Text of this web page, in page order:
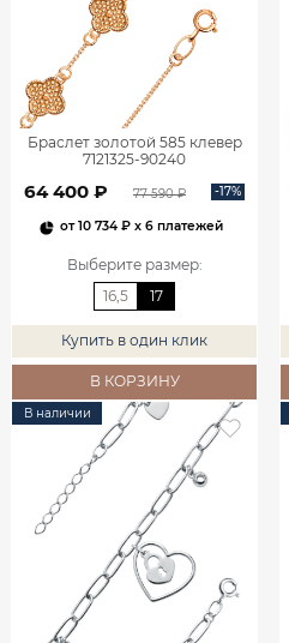
Браслет золотой 585 клевер
7121325-90240
64 400 ₽ 77 590 ₽ -17%
от10 734 ₽ x 6 платежей
Выберите размер:
16,5
17
Купить в один клик
В КОРЗИНУ
В наличии